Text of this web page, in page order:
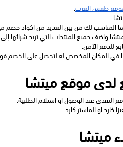
طقس العرب
لدى موقع ميتشا
ميتشا